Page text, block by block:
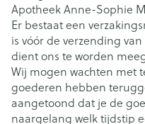
Apotheek Anne-Sophie
Er bestaat een
is vóór de verzending
dient ons te worden
Wij mogen wachten met
goederen hebben
aangetoond dat je de
naargelang welk tijdstip